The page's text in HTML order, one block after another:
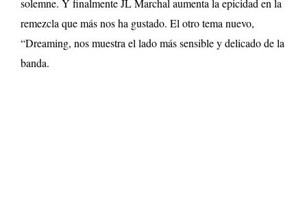
remezcla que más nos ha gustado. El otro tema nuevo,
“Dreaming, nos muestra el lado más sensible y delicado de la
banda.